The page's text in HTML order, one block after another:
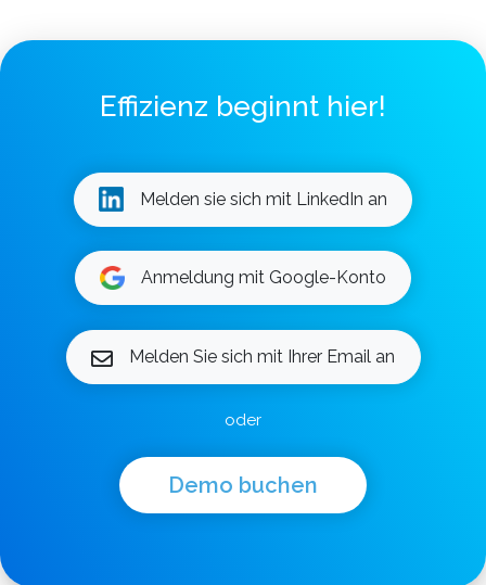
Effizienz beginnt hier!
Melden sie sich mit LinkedIn an
Anmeldung mit Google-Konto
Melden Sie sich mit Ihrer Email an
oder
Demo buchen